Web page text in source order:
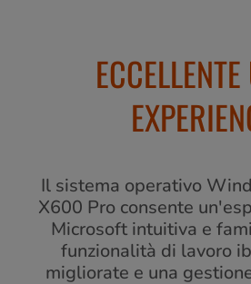
Il sistema operativo
X600 Pro consente
Microsoft intuitiva e
funzionalità di lavoro
migliorate e una